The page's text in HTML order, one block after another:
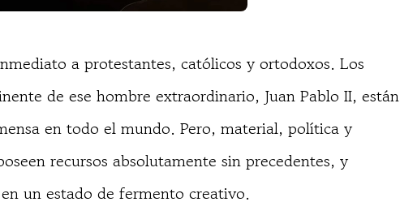
a protestantes, católicos y ortodoxos. Los
de ese hombre extraordinario, Juan Pablo II, están
en todo el mundo. Pero, material, política y
recursos absolutamente sin precedentes, y
un estado de fermento creativo.